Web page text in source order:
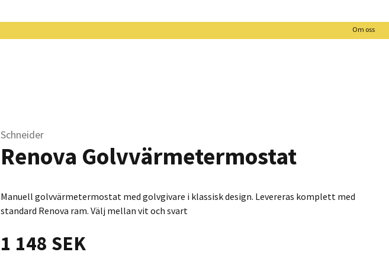
Om oss
Schneider
Renova Golvvärmetermostat
Manuell golvvärmetermostat med golvgivare i klassisk design. Levereras komplett med
standard Renova ram. Välj mellan vit och svart
1 148 SEK